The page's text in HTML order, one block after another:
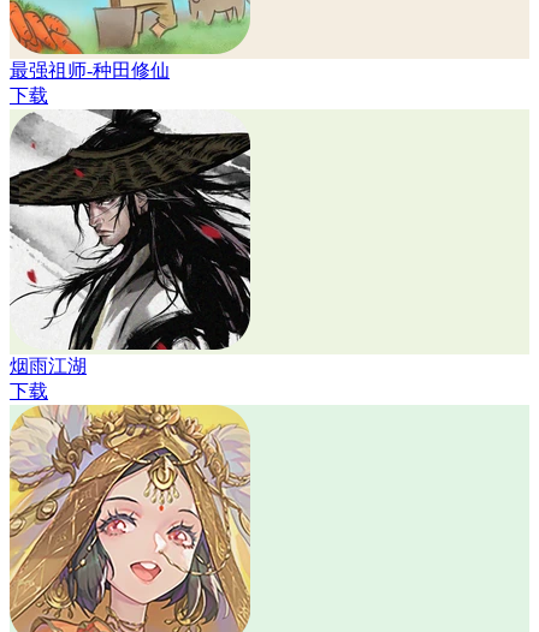
最强祖师-种田修仙
下载
烟雨江湖
下载